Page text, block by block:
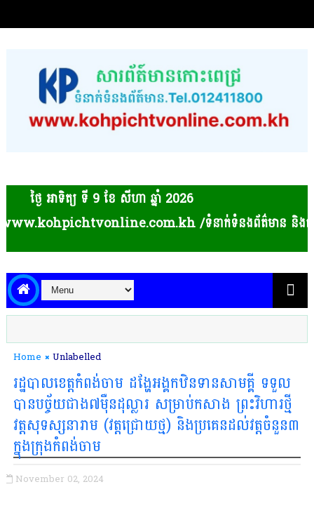
ថ្ងៃ អាទិត្យ ទី 9​ ខែ សីហា ឆ្នាំ 2026
/ទំនាក់ទំនងព័ត៌មាន និងផ្សព្វផ្សាយពាណិជ្ជក
Home Unlabelled
រដ្ឋបាលខេត្តកំពង់ចាម ដង្ហែអង្គកឋិនទានសាមគ្គី ទទួល
បានបច្ច័យជាង៧ម៉ឺនដុល្លារ សម្រាប់កសាង ព្រះវិហារថ្មី
វត្តសុទស្សនារាម (វត្តជ្រោយថ្ម) និងប្រគេនដល់វត្តចំនួន៣
ក្នុងក្រុងកំពង់ចាម
November 02, 2024